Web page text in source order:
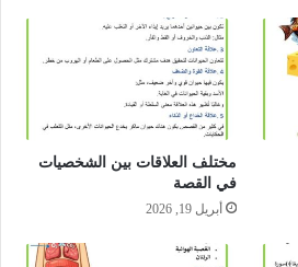
مختلف العلاقات بين الشخصيات
في القصة
أبريل 19, 2026